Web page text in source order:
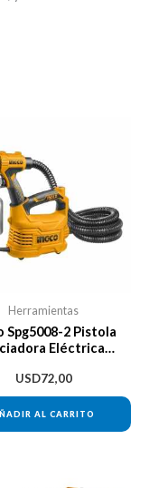
Herramientas
Spg5008-2 Pistola
Eléctrica
Aluminio 800ml
Amarillo
USD72,00
AL CARRITO